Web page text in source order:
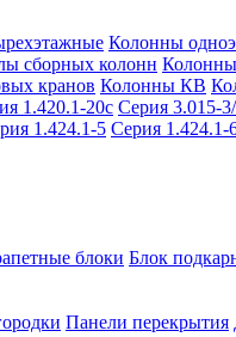
Колонны
сборных колонн
кранов Колонны КВ
1.420.1-20с Серия 3.015-
1.424.1-5 Серия 1.424.1-
блоки Блок
Панели перекрытия